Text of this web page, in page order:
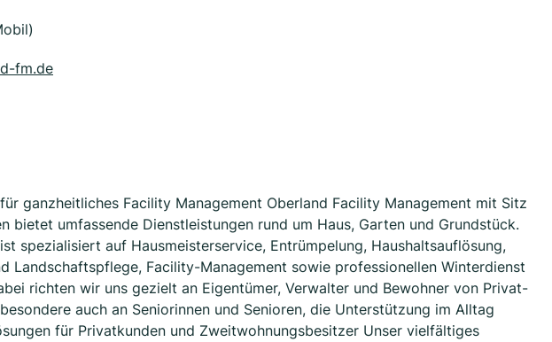
fm.de
ganzheitliches Facility Management Oberland Facility Management mit Sitz
bietet umfassende Dienstleistungen rund um Haus, Garten und Grundstück.
spezialisiert auf Hausmeisterservice, Entrümpelung, Haushaltsauflösung,
Landschaftspflege, Facility-Management sowie professionellen Winterdienst
richten wir uns gezielt an Eigentümer, Verwalter und Bewohner von Privat-
auch an Seniorinnen und Senioren, die Unterstützung im Alltag
für Privatkunden und Zweitwohnungsbesitzer Unser vielfältiges